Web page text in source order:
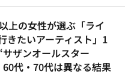
上の女性が選ぶ「ライ
きたいアーティスト」1
ザンオールスター
60代・70代は異なる結果